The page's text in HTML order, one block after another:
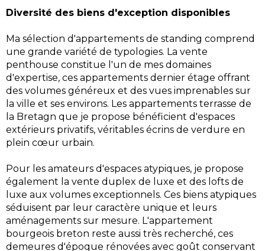
Diversité des biens d'exception disponibles
Ma sélection d'appartements de standing comprend
une grande variété de typologies. La vente
penthouse constitue l'un de mes domaines
d'expertise, ces appartements dernier étage offrant
des volumes généreux et des vues imprenables sur
la ville et ses environs. Les appartements terrasse de
la Bretagn que je propose bénéficient d'espaces
extérieurs privatifs, véritables écrins de verdure en
plein cœur urbain.
Pour les amateurs d'espaces atypiques, je propose
également la vente duplex de luxe et des lofts de
luxe aux volumes exceptionnels. Ces biens atypiques
séduisent par leur caractère unique et leurs
aménagements sur mesure. L'appartement
bourgeois breton reste aussi très recherché, ces
demeures d'époque rénovées avec goût conservant